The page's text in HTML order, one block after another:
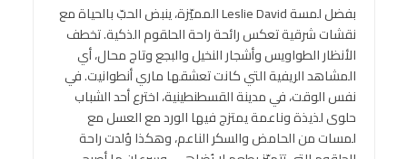
بفضل لمسة Leslie David المميّزة، ينبض الحبّ بالحياة مع
نقشات شرقية تعكس رائحة راحة الحلقوم الذكية. تخطف
الأنظار الطواويس وأشجار النخيل والبجع وتاج محال، أي
المشاهد الريفية التي كانت تعشقها ماري أنطوانيت. في
نفس الوقت، في مدينة القسطنطينية، اخترع أحد الشباب
حلوى لذيذة وناعمة يمتزج فيها الورد مع العسل مع
لمسات من الحامض والسكر الناعم، وهكذا وُلدت راحة